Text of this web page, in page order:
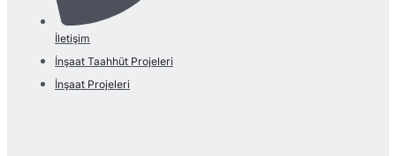
İletişim
İnşaat Taahhüt Projeleri
İnşaat Projeleri